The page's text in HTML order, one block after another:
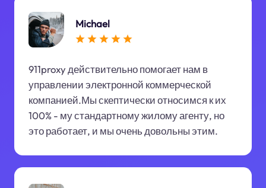
Michael
911proxy действительно помогает нам в
управлении электронной коммерческой
компанией.Мы скептически относимся к их
100% - му стандартному жилому агенту, но
это работает, и мы очень довольны этим.